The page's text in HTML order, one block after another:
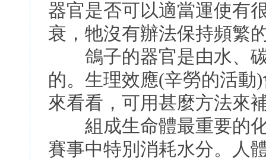
器官是否可以適當運使有
衰，牠沒有辦法保持頻繁
鴿子的器官是由水、碳
的。生理效應(辛勞的活動
來看看，可用甚麼方法來
組成生命體最重要的化
賽事中特別消耗水分。人